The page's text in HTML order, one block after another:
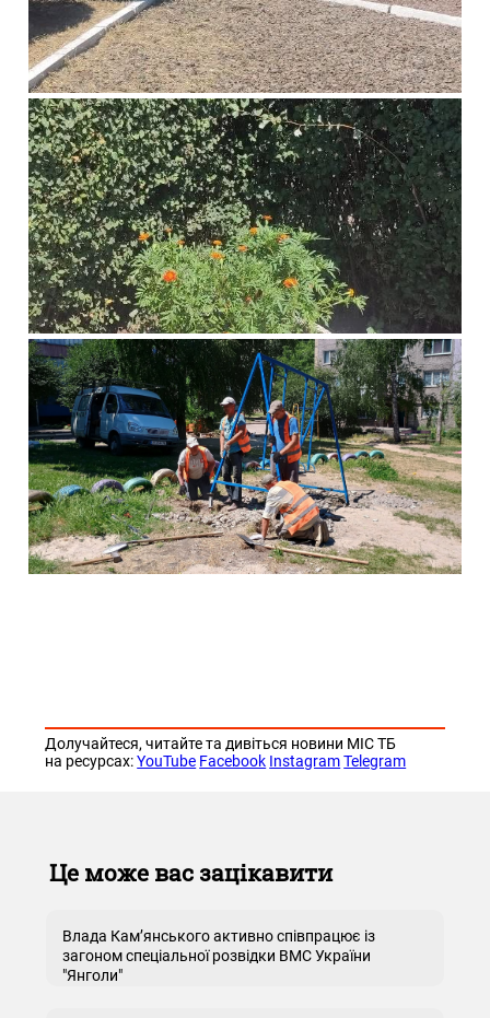
Долучайтеся, читайте та дивіться новини МІС ТБ
на ресурсах:YouTube Facebook Instagram Telegram
Це може вас зацікавити
Влада Кам’янського активно співпрацює із
загоном спеціальної розвідки ВМС України
"Янголи"